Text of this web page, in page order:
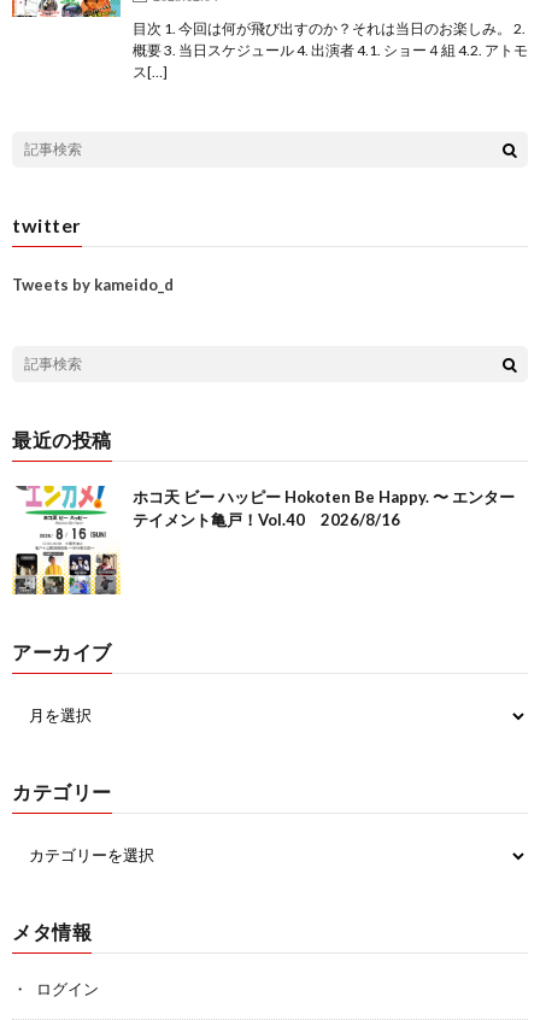
目次 1. 今回は何が飛び出すのか？それは当日のお楽しみ。 2.
概要 3. 当日スケジュール 4. 出演者 4.1. ショー４組 4.2. アトモ
ス[…]
twitter
Tweets by kameido_d
最近の投稿
ホコ天 ビー ハッピー Hokoten Be Happy. 〜 エンター
テイメント亀戸！Vol.40 2026/8/16
アーカイブ
カテゴリー
メタ情報
ログイン